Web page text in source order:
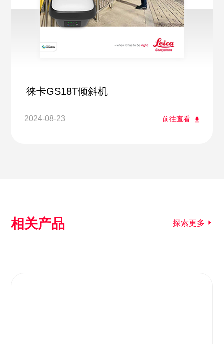
徕卡GS18T倾斜机
2024-08-23 前往查看
相关产品 探索更多